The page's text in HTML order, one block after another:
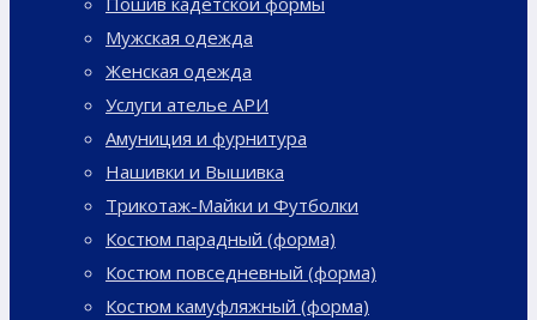
Мужская одежда
Женская одежда
Услуги ателье АРИ
Амуниция и фурнитура
Нашивки и Вышивка
Трикотаж-Майки и Футболки
Костюм парадный (форма)
Костюм повседневный (форма)
Костюм камуфляжный (форма)